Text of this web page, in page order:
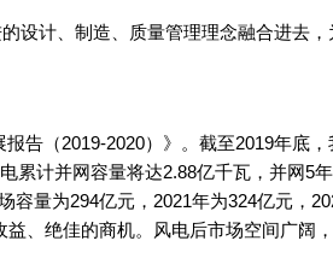
设计、制造、质量管理理念融合进去
告（2019-2020）》。截至2019年底
累计并网容量将达2.88亿千瓦，并网5
量为294亿元，2021年为324亿元，
、绝佳的商机。风电后市场空间广阔